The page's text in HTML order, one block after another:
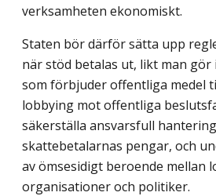
verksamheten ekonomiskt.
Staten bör därför sätta upp
när stöd betalas ut, likt man
som förbjuder offentliga medel
lobbying mot offentliga
säkerställa ansvarsfull
skattebetalarnas pengar, och
av ömsesidigt beroende mellan
organisationer och politiker.